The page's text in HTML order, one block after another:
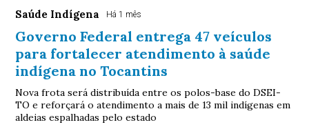
Saúde Indígena Há 1 mês
Governo Federal entrega 47 veículos
para fortalecer atendimento à saúde
indígena no Tocantins
Nova frota será distribuída entre os polos-base do DSEI-
TO e reforçará o atendimento a mais de 13 mil indígenas em
aldeias espalhadas pelo estado